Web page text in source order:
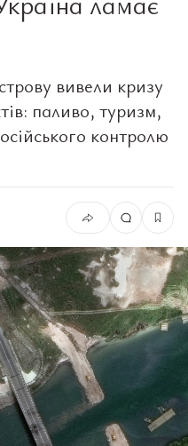
вивели кризу
паливо, туризм,
контролю